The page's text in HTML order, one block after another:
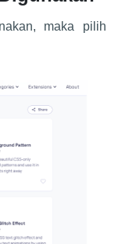
maka pilih